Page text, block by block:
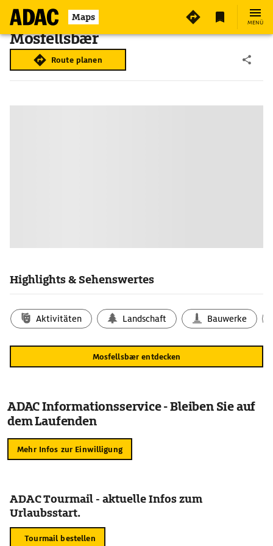
Maps MENÜ
Mosfellsbær
Route planen
Highlights & Sehenswertes
Aktivitäten Landschaft Bauwerke
Mosfellsbær entdecken
ADAC Informationsservice - Bleiben Sie auf
dem Laufenden
Mehr Infos zur Einwilligung
ADAC Tourmail - aktuelle Infos zum
Urlaubsstart.
Tourmail bestellen